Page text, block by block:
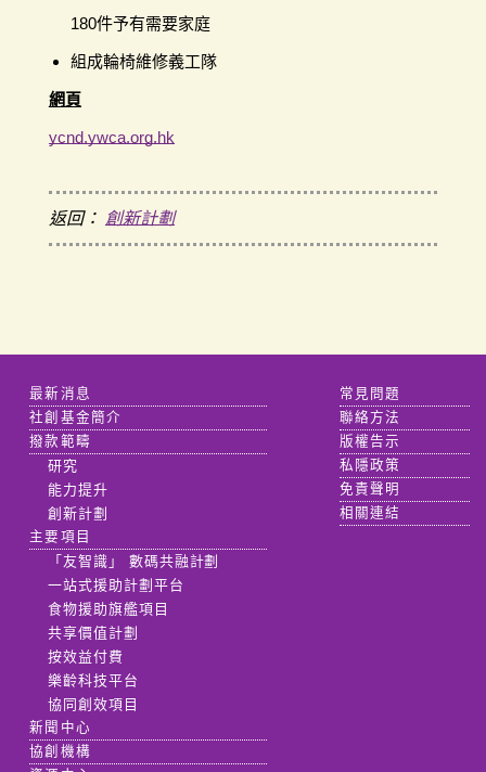
180件予有需要家庭
組成輪椅維修義工隊
網頁
ycnd.ywca.org.hk
返回： 創新計劃
最新消息
社創基金簡介
撥款範疇
研究
能力提升
創新計劃
主要項目
「友智識」 數碼共融計劃
一站式援助計劃平台
食物援助旗艦項目
共享價值計劃
按效益付費
樂齡科技平台
協同創效項目
新聞中心
協創機構
常見問題
聯絡方法
版權告示
私隱政策
免責聲明
相關連結